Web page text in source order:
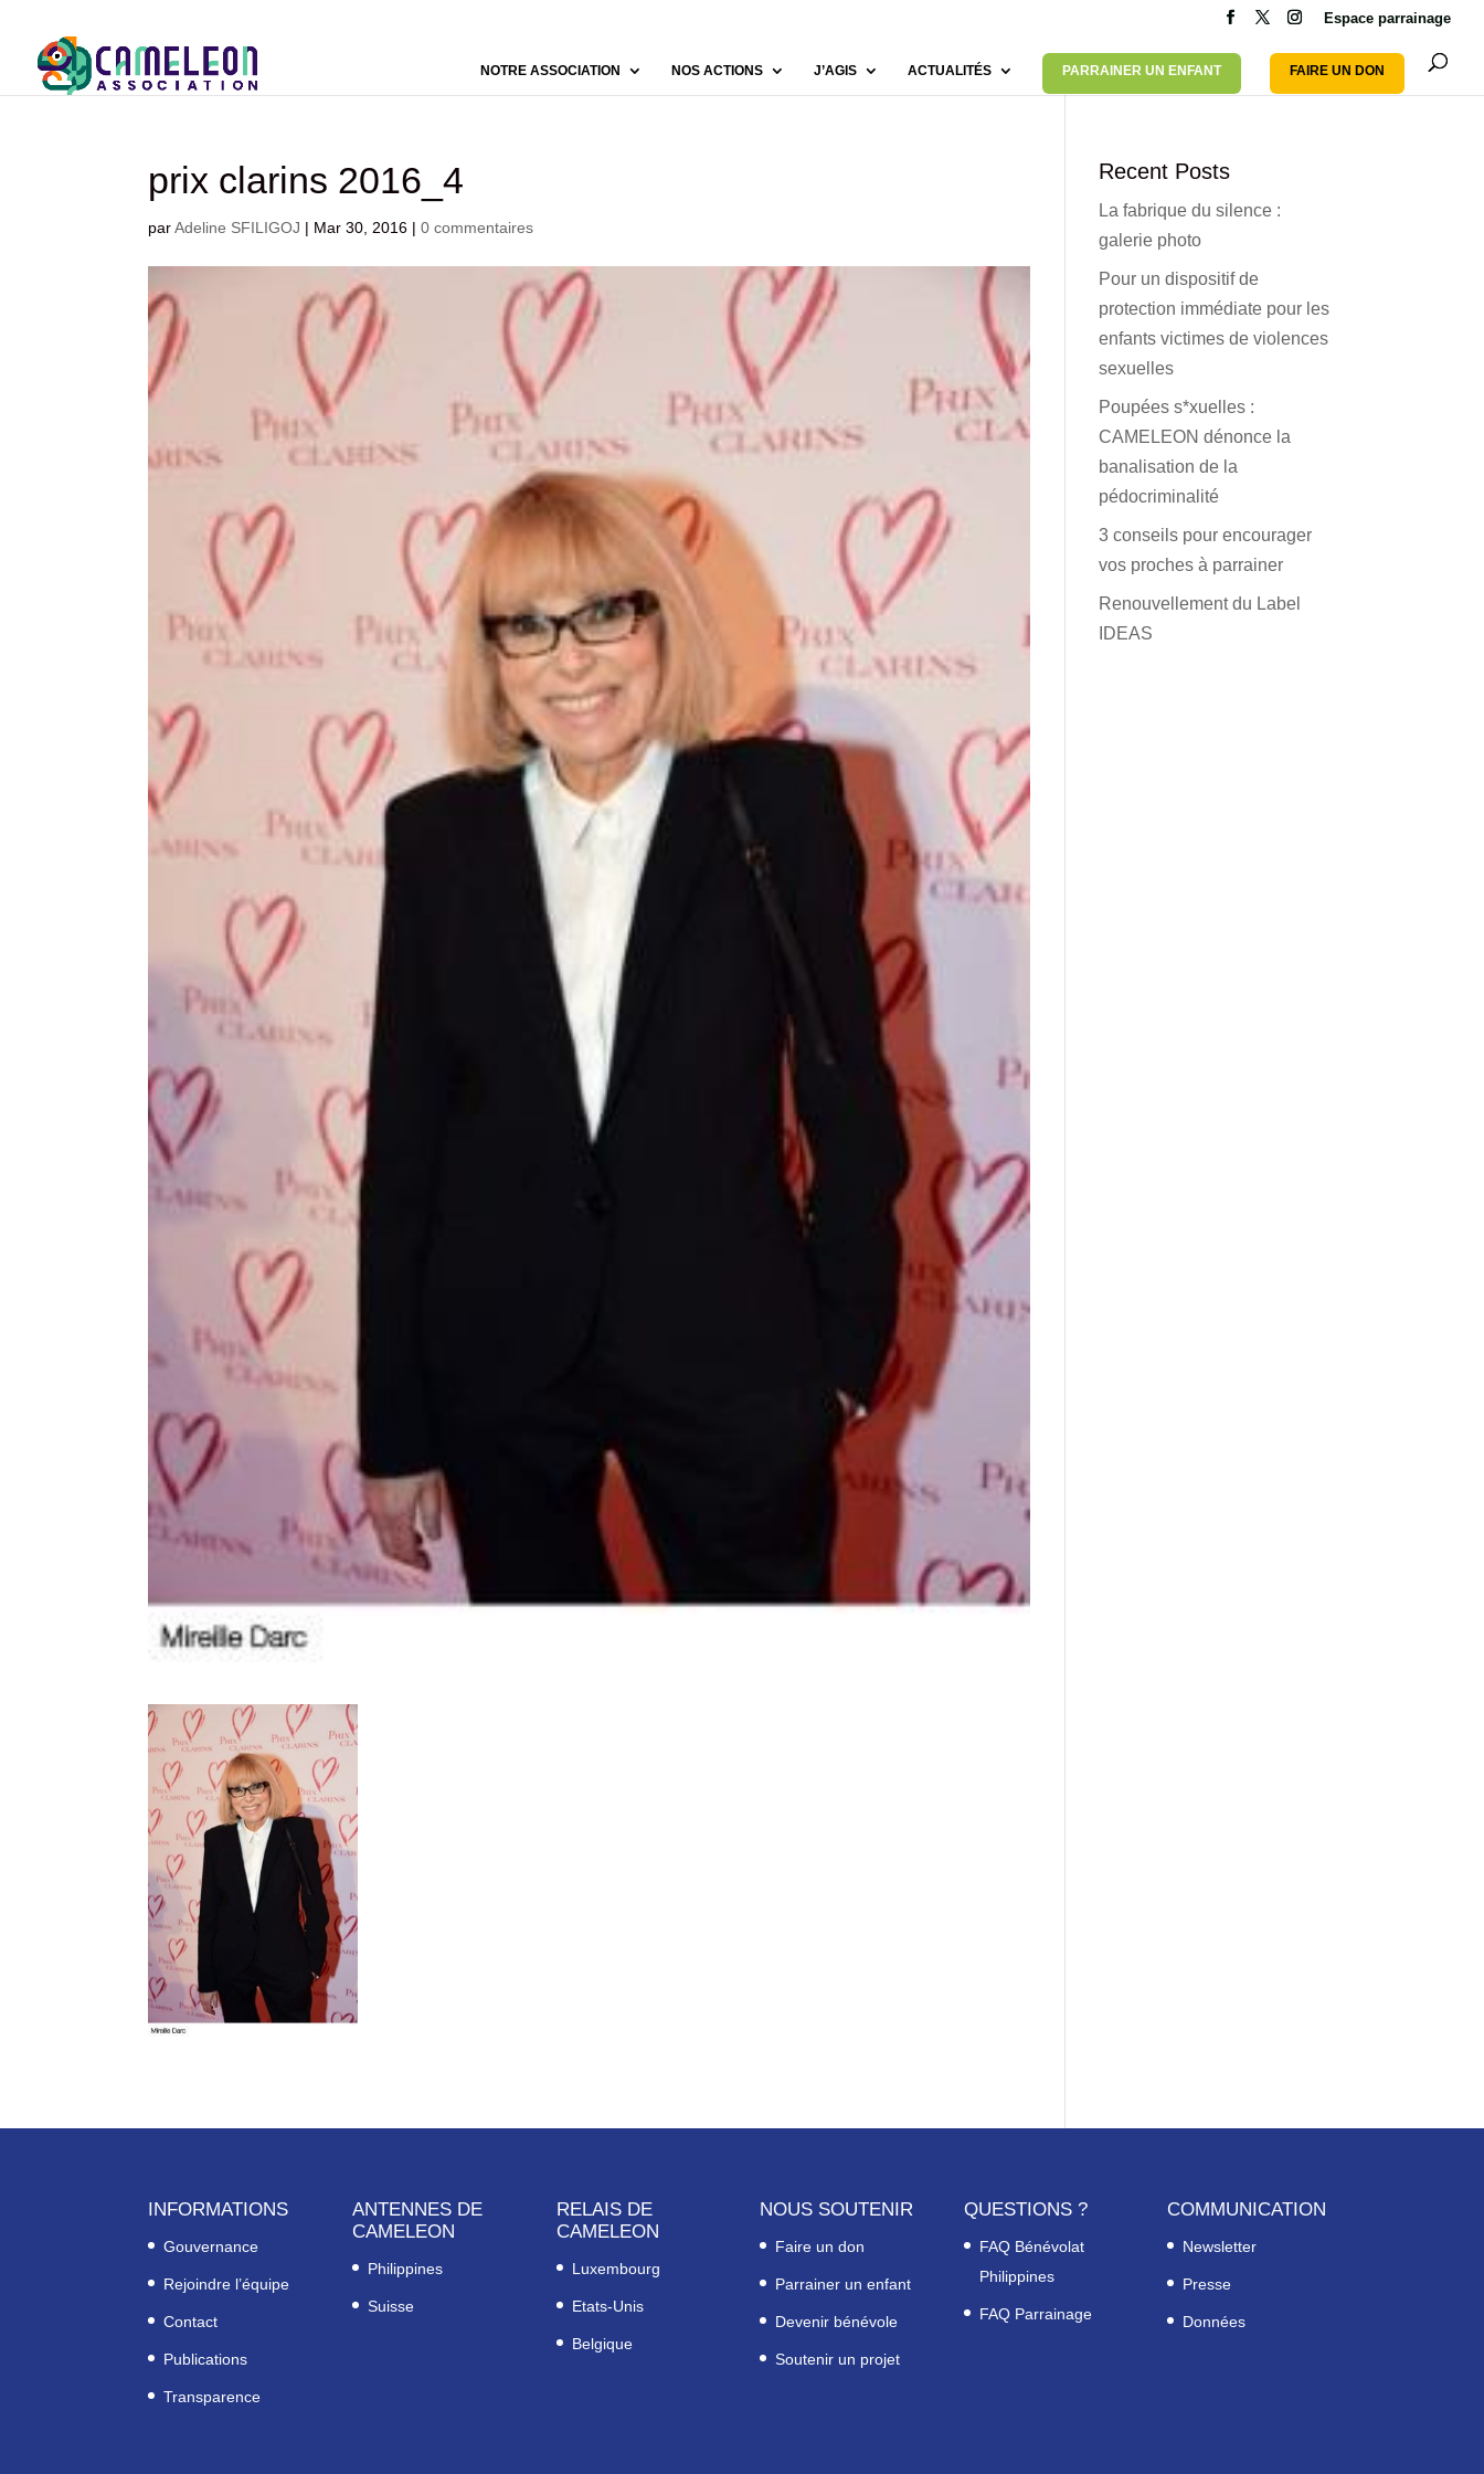
Espace parrainage
NOTRE ASSOCIATION NOS ACTIONS J’AGIS ACTUALITÉS PARRAINER UN ENFANT FAIRE UN DON
prix clarins 2016_4
parAdeline SFILIGOJ | Mar 30, 2016 |0 commentaires
Recent Posts
La fabrique du silence :
galerie photo
Pour un dispositif de
protection immédiate pour les
enfants victimes de violences
sexuelles
Poupées s*xuelles :
CAMELEON dénonce la
banalisation de la
pédocriminalité
3 conseils pour encourager
vos proches à parrainer
Renouvellement du Label
IDEAS
INFORMATIONS
Gouvernance
Rejoindre l’équipe
Contact
Publications
Transparence
ANTENNES DE
CAMELEON
Philippines
Suisse
RELAIS DE
CAMELEON
Luxembourg
Etats-Unis
Belgique
NOUS SOUTENIR
Faire un don
Parrainer un enfant
Devenir bénévole
Soutenir un projet
QUESTIONS ?
FAQ Bénévolat
Philippines
FAQ Parrainage
COMMUNICATION
Newsletter
Presse
Données